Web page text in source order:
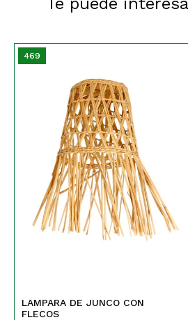
469
LAMPARA DE JUNCO CON
FLECOS